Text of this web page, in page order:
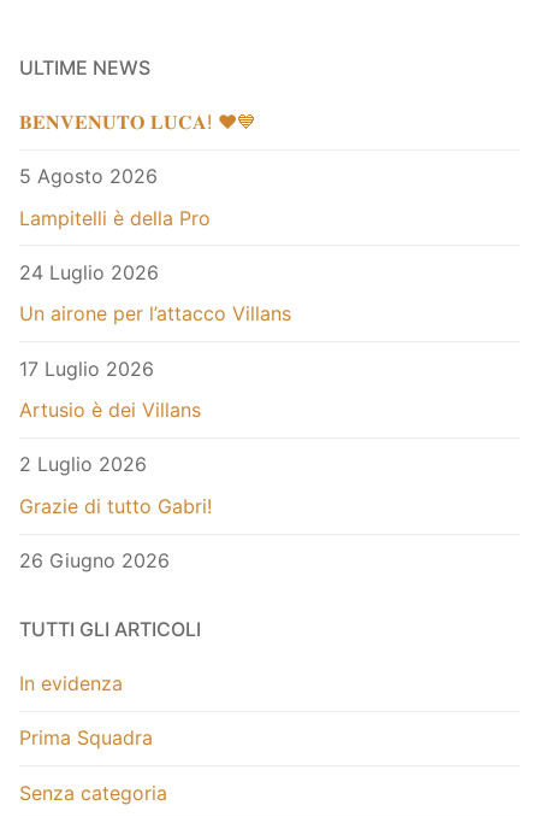
ULTIME NEWS
𝐁𝐄𝐍𝐕𝐄𝐍𝐔𝐓𝐎 𝐋𝐔𝐂𝐀! ❤️💙
5 Agosto 2026
Lampitelli è della Pro
24 Luglio 2026
Un airone per l’attacco Villans
17 Luglio 2026
Artusio è dei Villans
2 Luglio 2026
Grazie di tutto Gabri!
26 Giugno 2026
TUTTI GLI ARTICOLI
In evidenza
Prima Squadra
Senza categoria